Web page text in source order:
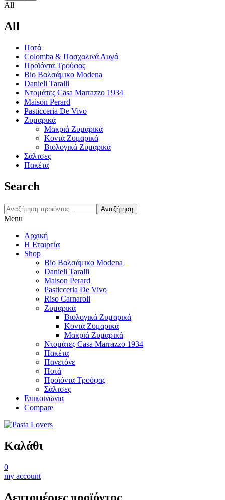
All
All
Ποτά
Colomba & Πασχαλινά Αυγά
Προϊόντα Τρούφας
Bio Βαλσάμικο Modena
Danieli Taralli
Ντομάτες Casa Marrazzo 1934
Maison Perard
Pasticceria De Vivo
Ζυμαρικά
Μακριά Ζυμαρικά
Κοντά Ζυμαρικά
Βιολογικά Ζυμαρικά
Σάλτσες
Πακέτα
Search
Αναζήτηση
Menu
Αρχική
Η Εταιρεία
Shop
Bio Βαλσάμικο Modena
Danieli Taralli
Maison Perard
Pasticceria De Vivo
Riso Carnaroli
Ζυμαρικά
Βιολογικά Ζυμαρικά
Κοντά Ζυμαρικά
Μακριά Ζυμαρικά
Ντομάτες Casa Marrazzo 1934
Πακέτα
Πανετόνε
Ποτά
Προϊόντα Τρούφας
Σάλτσες
Επικοινωνία
Compare
Καλάθι
0
my account
Λεπτομέριες προϊόντος